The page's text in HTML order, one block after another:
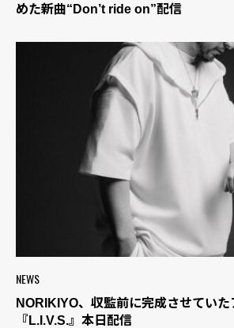
めた新曲“Don’t ride on”配信
NEWS
NORIKIYO、収監前に完成させていた
『L.I.V.S.』本日配信